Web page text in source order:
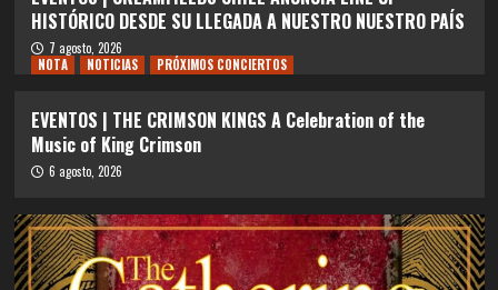
HISTÓRICO DESDE SU LLEGADA A NUESTRO NUESTRO PAÍS
7 agosto, 2026
NOTA
NOTICIAS PRÓXIMOS CONCIERTOS
EVENTOS | THE CRIMSON KINGS A Celebration of the
Music of King Crimson
6 agosto, 2026